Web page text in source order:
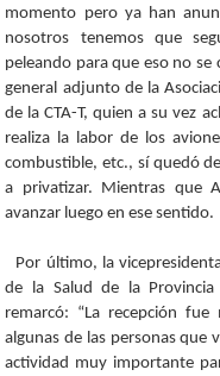
momento pero ya han
nosotros tenemos que
peleando para que eso no se
general adjunto de la
de la CTA-T, quien a su vez
realiza la labor de los
combustible, etc., sí quedó
a privatizar. Mientras que
avanzar luego en ese sentido.
Por último, la
de la Salud de la Provincia
remarcó: “La recepción
algunas de las personas que
actividad muy importante